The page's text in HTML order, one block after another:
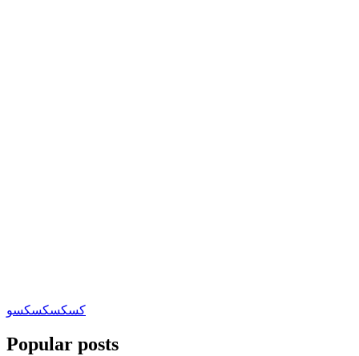
كسكسكسكسو
Popular posts